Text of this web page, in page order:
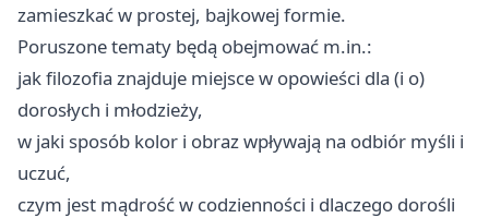
zamieszkać w prostej, bajkowej formie.
Poruszone tematy będą obejmować m.in.:
jak filozofia znajduje miejsce w opowieści dla (i o)
dorosłych i młodzieży,
w jaki sposób kolor i obraz wpływają na odbiór myśli i
uczuć,
czym jest mądrość w codzienności i dlaczego dorośli